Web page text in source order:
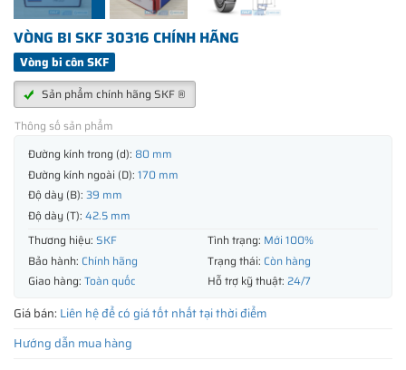
VÒNG BI SKF 30316 CHÍNH HÃNG
Vòng bi côn SKF
Sản phẩm chính hãng SKF ®
Thông số sản phẩm
Đường kính trong (d): 80 mm
Đường kính ngoài (D): 170 mm
Độ dày (B): 39 mm
Độ dày (T): 42.5 mm
Thương hiệu: SKF Tình trạng: Mới 100%
Bảo hành: Chính hãng Trạng thái: Còn hàng
Giao hàng: Toàn quốc Hỗ trợ kỹ thuật: 24/7
Giá bán: Liên hệ để có giá tốt nhất tại thời điểm
Hướng dẫn mua hàng